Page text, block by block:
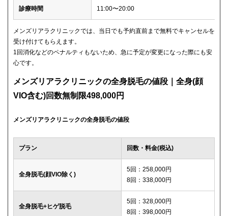
診療時間 11:00〜20:00
メンズリアラクリニックでは、当日でも予約直前まで無料でキャンセルを
受け付けてもらえます。
1回消化などのペナルティもないため、急に予定が変更になった際にも安
心です。
メンズリアラクリニックの全身脱毛の値段｜全身(顔
VIO含む)回数無制限498,000円
メンズリアラクリニックの全身脱毛の値段
プラン 回数・料金(税込)
全身脱毛(顔VIO除く)
5回：258,000円
8回：338,000円
全身脱毛+ヒゲ脱毛
5回：328,000円
8回：398,000円